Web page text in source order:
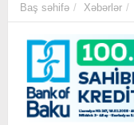
Baş səhifə Xəbərlər